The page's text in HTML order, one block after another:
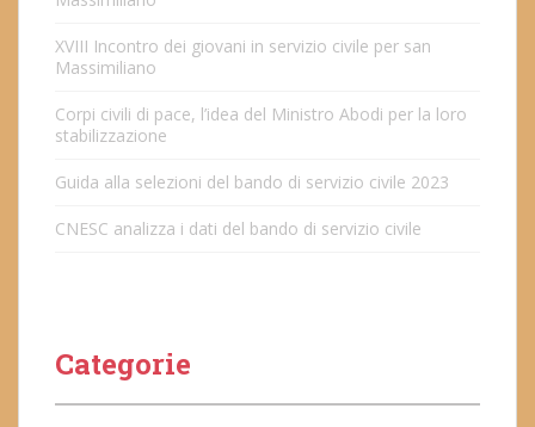
XVIII Incontro dei giovani in servizio civile per san
Massimiliano
Corpi civili di pace, l’idea del Ministro Abodi per la loro
stabilizzazione
Guida alla selezioni del bando di servizio civile 2023
CNESC analizza i dati del bando di servizio civile
Categorie